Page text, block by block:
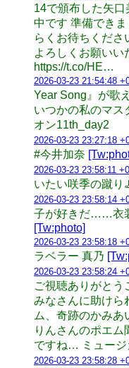
14で頒布した矢
中です 準備でき
らくお待ちくださ
よろしくお願いい
https://t.co/HE…
2026-03-23 21:54:48
Year Song』が歌
いつかの私のマ
オン11th_day2
2026-03-23 23:27:18
#今井加奈
2026-03-23 23:58:11
いたい咲季の蹴り
2026-03-23 23:58:14
子が好きだ……衣
[Tw:photo]
2026-03-23 23:58:18
ラベラー 真乃
2026-03-23 23:58:24
ご視聴ありがと
みなさんに助け
ム、奇跡のかみ
りんさんのポエ
ですね… ミュー
2026-03-23 23:58:28